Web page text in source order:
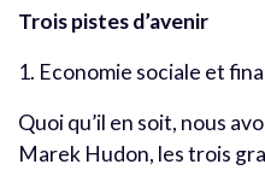
Trois pistes d’avenir
1. Economie sociale et
Quoi qu’il en soit, nous
Marek Hudon, les trois